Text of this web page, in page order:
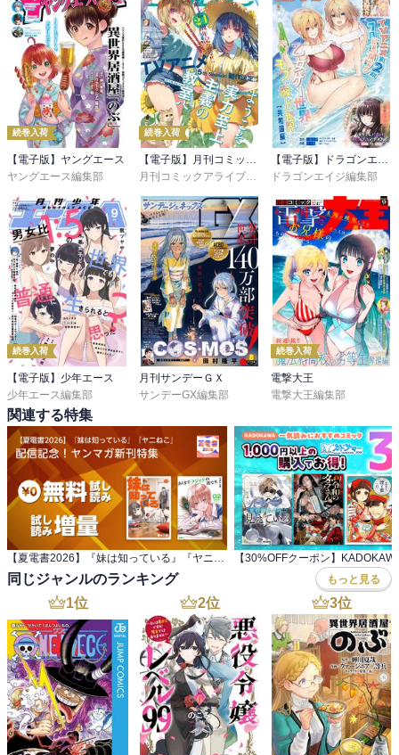
続巻入荷
【電子版】ヤングエース
ヤングエース編集部
続巻入荷
【電子版】月刊コミックアライブ
月刊コミックアライブ編集部
【電子版】ドラゴンエイジ
ドラゴンエイジ編集部
続巻入荷
【電子版】少年エース
少年エース編集部
月刊サンデーＧＸ
サンデーGX編集部
続巻入荷
電撃大王
電撃大王編集部
関連する特集
同じジャンルのランキング もっと見る
1位 2位 3位